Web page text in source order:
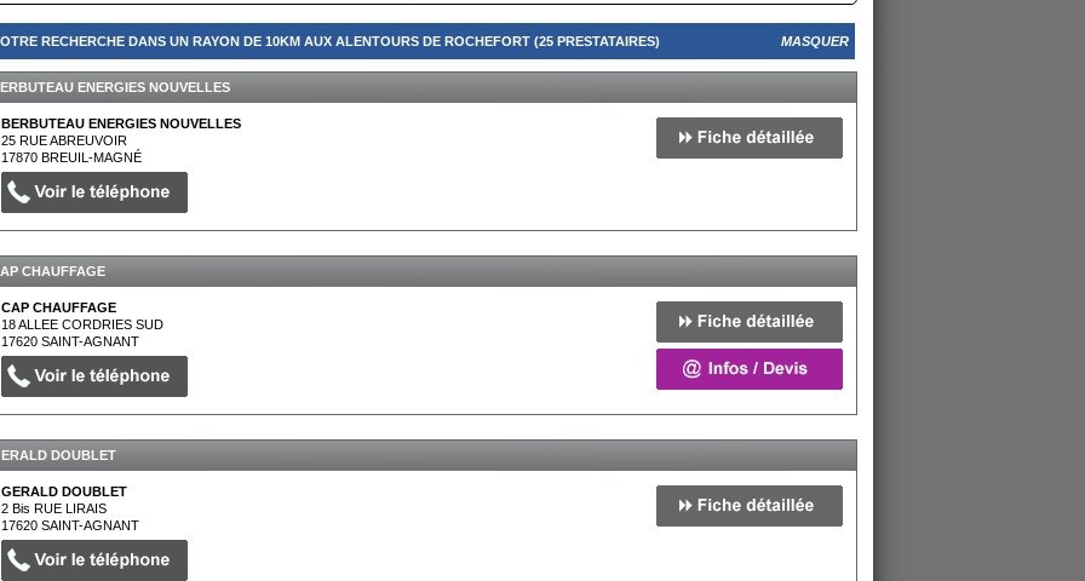
RECHERCHE DANS UN RAYON DE 10KM AUX ALENTOURS DE ROCHEFORT (25 PRESTATAIRES) MASQUER
ENERGIES NOUVELLES
BERBUTEAU ENERGIES NOUVELLES
25 RUE ABREUVOIR
17870BREUIL-MAGNÉ
CHAUFFAGE
CAP CHAUFFAGE
18 ALLEE CORDRIES SUD
17620SAINT-AGNANT
DOUBLET
GERALD DOUBLET
2 Bis RUE LIRAIS
17620SAINT-AGNANT